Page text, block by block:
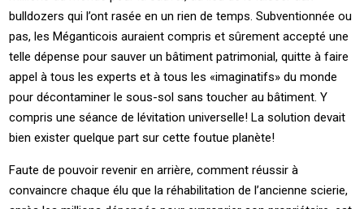
bulldozers qui l’ont rasée en un rien de temps. Subventionnée ou
pas, les Méganticois auraient compris et sûrement accepté une
telle dépense pour sauver un bâtiment patrimonial, quitte à faire
appel à tous les experts et à tous les «imaginatifs» du monde
pour décontaminer le sous-sol sans toucher au bâtiment. Y
compris une séance de lévitation universelle! La solution devait
bien exister quelque part sur cette foutue planète!
Faute de pouvoir revenir en arrière, comment réussir à
convaincre chaque élu que la réhabilitation de l’ancienne scierie,